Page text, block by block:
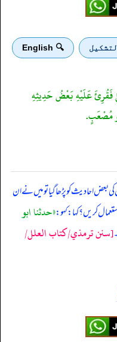
🔍 English
فَقُرِئَ عَلَيْهِ بَعْضُ حَدِيثِهِ
مُصْعَبٍ.
احادیث کو پڑھا گیا تو میں نے ان
کریں؟ کہا: کہو:«حدثنا ابو
[سنن ترمذي/کتاب العلل/